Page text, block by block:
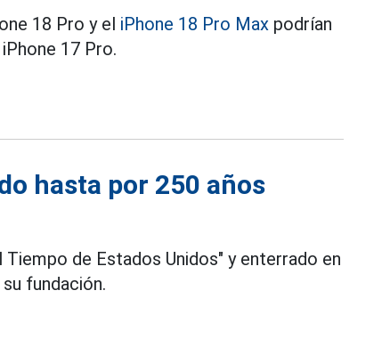
18 Pro y el iPhone 18 Pro Max podrían
17 Pro.
hasta por 250 años
Tiempo de Estados Unidos" y enterrado en
fundación.